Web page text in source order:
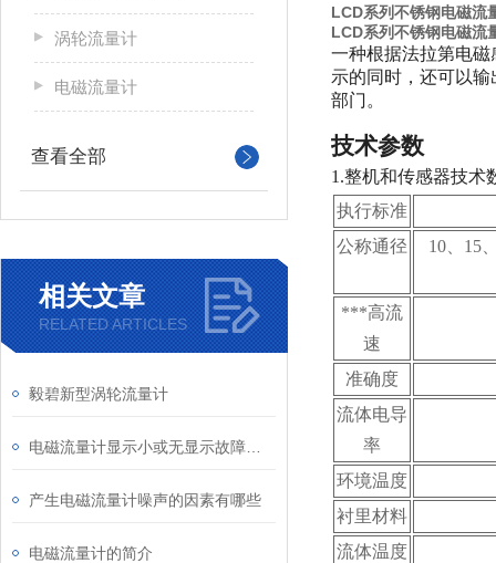
涡轮流量计
电磁流量计
查看全部
相关文章
RELATED ARTICLES
毅碧新型涡轮流量计
产生电磁流量计噪声的因素有哪些
电磁流量计的简介
LCD系列不锈钢电磁流
LCD系列不锈钢电磁流
一种根据法拉第电
示的同时，还可以
部门。
技术参数
1.整机和传感器技术
执行标准
公称通径
10 、15
***高流
速
准确度
流体电导
率
环境温度
衬里材料
流体温度